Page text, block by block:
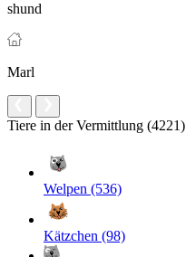
shund
Marl
Tiere in der Vermittlung (4221)
Welpen (536)
Kätzchen (98)